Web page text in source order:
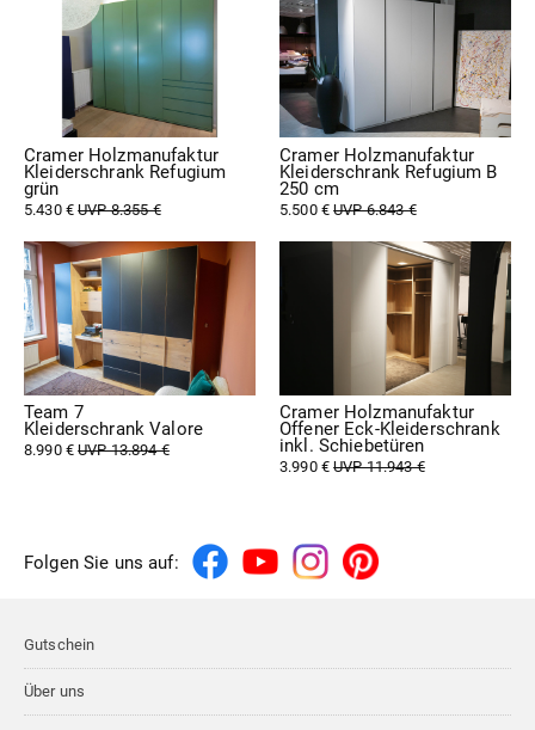
Cramer Holzmanufaktur
Kleiderschrank Refugium
grün
5.430 €UVP 8.355 €
Cramer Holzmanufaktur
Kleiderschrank Refugium B
250 cm
5.500 €UVP 6.843 €
Team 7
Kleiderschrank Valore
8.990 €UVP 13.894 €
Cramer Holzmanufaktur
Offener Eck-Kleiderschrank
inkl. Schiebetüren
3.990 €UVP 11.943 €
Folgen Sie uns auf:
Gutschein
Über uns